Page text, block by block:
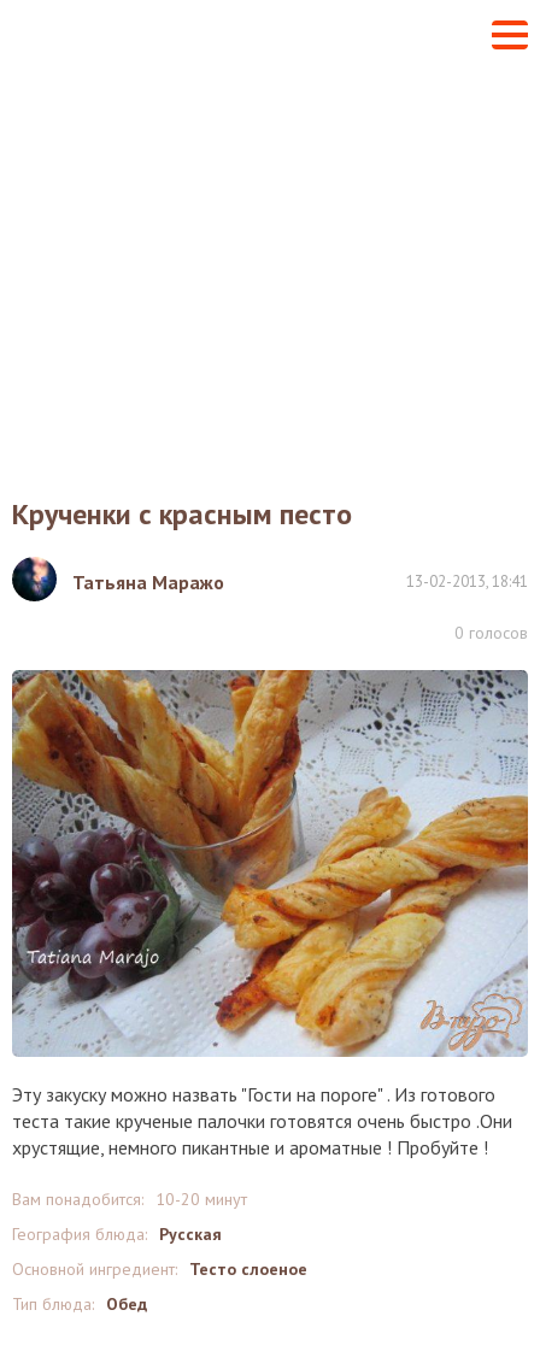
Крученки с красным песто
Татьяна Маражо 13-02-2013, 18:41
0 голосов
Эту закуску можно назвать "Гости на пороге" . Из готового
теста такие крученые палочки готовятся очень быстро .Они
хрустящие, немного пикантные и ароматные ! Пробуйте !
Вам понадобится:
10-20 минут
География блюда:
Русская
Основной ингредиент:
Тесто слоеное
Тип блюда:
Обед